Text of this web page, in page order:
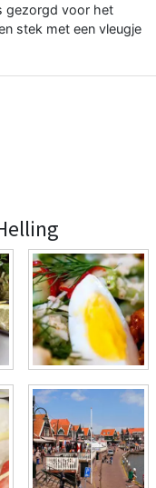
gezorgd voor het
stek met een vleugje